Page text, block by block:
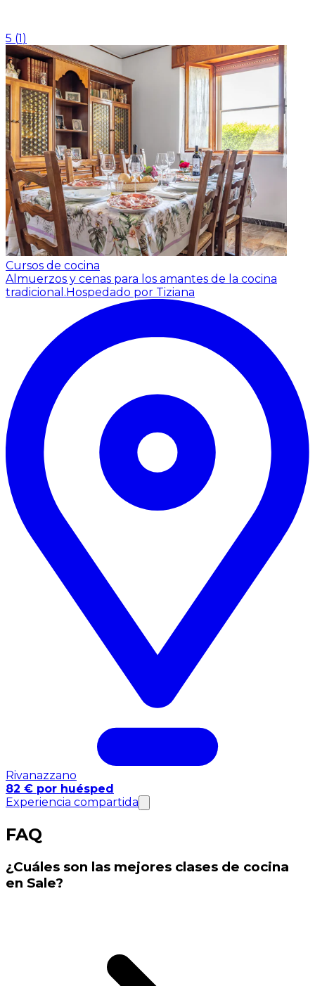
5 (1)
Cursos de cocina
Almuerzos y cenas para los amantes de la cocina
tradicional.Hospedado por Tiziana
Rivanazzano
82 € por huésped
Experiencia compartida
FAQ
¿Cuáles son las mejores clases de cocina
en Sale?